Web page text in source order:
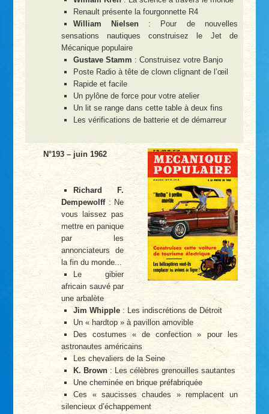
Renault présente la fourgonnette R4
William Nielsen : Pour de nouvelles
sensations nautiques construisez le Jet de
Mécanique populaire
Gustave Stamm : Construisez votre Banjo
Poste Radio à tête de clown clignant de l’œil
Rapide et facile
Un pylône de force pour votre atelier
Un lit se range dans cette table à deux fins
Les vérifications de batterie et de démarreur
N°193 – juin 1962
Richard F.
Dempewolff: Ne
vous laissez pas
mettre en panique
par les
annonciateurs de
la fin du monde...
Le gibier
africain sauvé par
une arbalète
Jim Whipple : Les indiscrétions de Détroit
Un « hardtop » à pavillon amovible
Des costumes « de confection » pour les
astronautes américains
Les chevaliers de la Seine
K. Brown : Les célèbres grenouilles sautantes
Une cheminée en brique préfabriquée
Ces « saucisses chaudes » remplacent un
silencieux d’échappement